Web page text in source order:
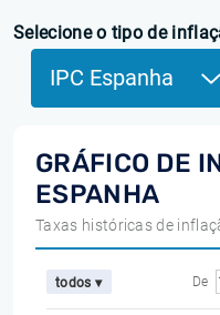
Selecione o tipo de
IPC Espanha
GRÁFICO DE
ESPANHA
Taxas históricas de
todos ▾ De